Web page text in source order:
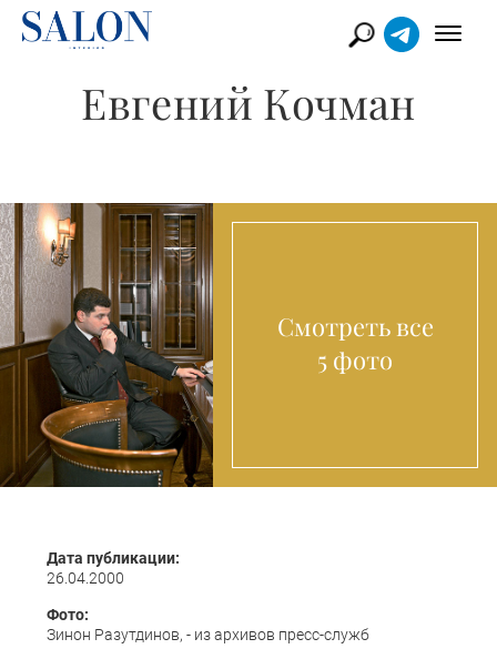
Евгений Кочман
Смотреть все
5 фото
Дата публикации:
26.04.2000
Фото:
Зинон Разутдинов, - из архивов пресс-служб